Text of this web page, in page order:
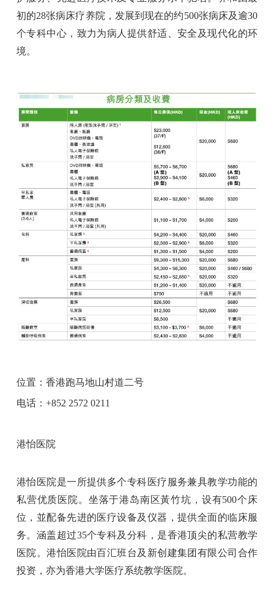
初的28张病床疗养院，发展到现在的约500张病床及逾30
个专科中心，致力为病人提供舒适、安全及现代化的环
境。
位置：香港跑马地山村道二号
电话：+852 2572 0211
港怡医院
港怡医院是一所提供多个专科医疗服务兼具教学功能的
私营优质医院。坐落于港岛南区黃竹坑，设有500个床
位，並配备先进的医疗设备及仪器，提供全面的临床服
务。涵盖超过35个专科及分科，是香港顶尖的私营教学
医院。港怡医院由百汇班台及新创建集团有限公司合作
投资，亦为香港大学医疗系统教学医院。